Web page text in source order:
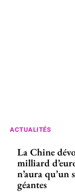
ACTUALITÉS
La Chine
milliard
n’aura
géantes